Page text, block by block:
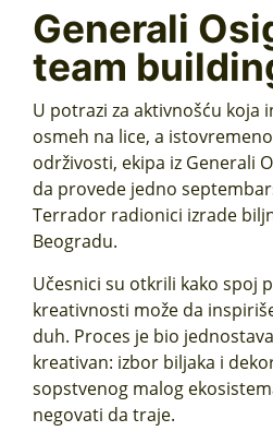
Generali
team
U potrazi za aktivnošću koja
osmeh na lice, a
održivosti, ekipa iz Generali
da provede jedno
Terrador radionici izrade
Beogradu.
Učesnici su otkrili kako spoj
kreativnosti može da
duh. Proces je bio
kreativan: izbor biljaka i
sopstvenog malog
negovati da traje.